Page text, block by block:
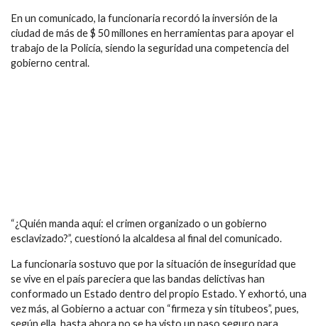
En un comunicado, la funcionaria recordó la inversión de la
ciudad de más de $ 50 millones en herramientas para apoyar el
trabajo de la Policía, siendo la seguridad una competencia del
gobierno central.
“¿Quién manda aquí: el crimen organizado o un gobierno
esclavizado?”, cuestionó la alcaldesa al final del comunicado.
La funcionaria sostuvo que por la situación de inseguridad que
se vive en el país pareciera que las bandas delictivas han
conformado un Estado dentro del propio Estado. Y exhortó, una
vez más, al Gobierno a actuar con “firmeza y sin titubeos”, pues,
según ella, hasta ahora no se ha visto un paso seguro para